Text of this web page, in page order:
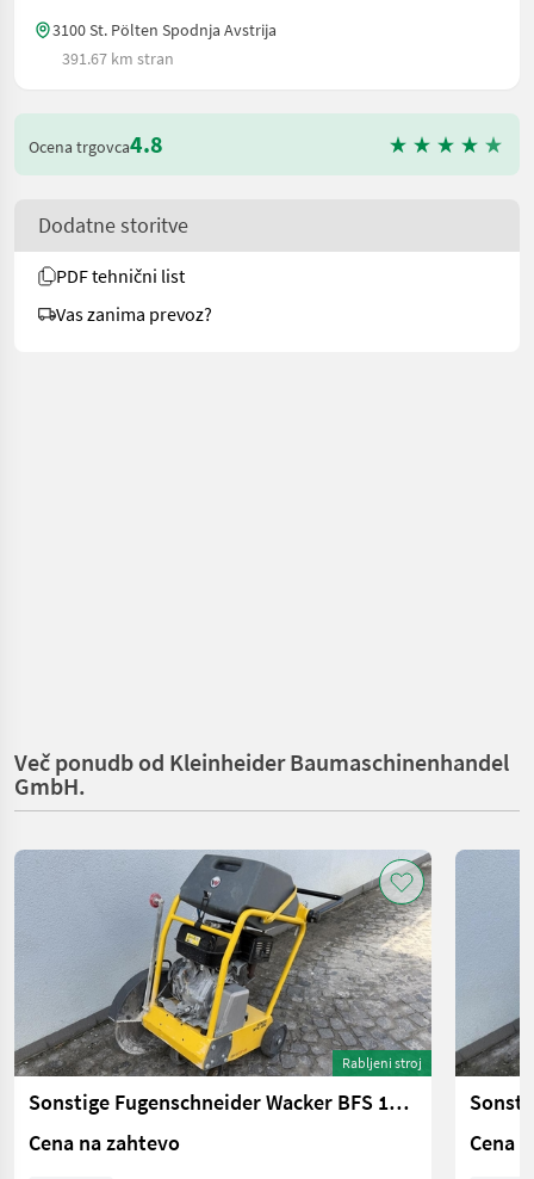
3100 St. Pölten Spodnja Avstrija
391.67 km stran
Ocena trgovca4.8
Dodatne storitve
PDF tehnični list
Vas zanima prevoz?
Več ponudb od Kleinheider Baumaschinenhandel
GmbH.
Rabljeni stroj
Sonstige Fugenschneider Wacker BFS 1345 CE
Cena na zahtevo
Cena